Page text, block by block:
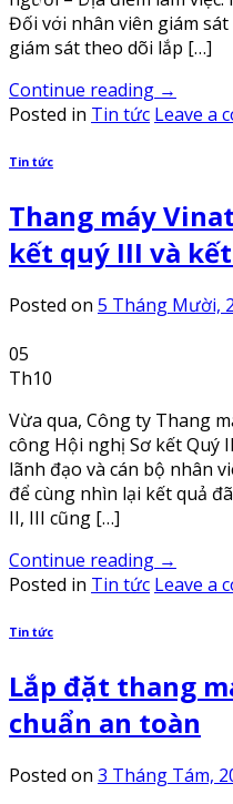
Đối với nhân viên giám
giám sát theo dõi lắp […]
Continue reading →
Posted in Tin tức Leave a
Tin tức
Thang máy
kết quý III và
Posted on 5 Tháng Mười,
05
Th10
Vừa qua, Công ty Thang
công Hội nghị Sơ kết Quý
lãnh đạo và cán bộ nhân
để cùng nhìn lại kết quả
II, III cũng […]
Continue reading →
Posted in Tin tức Leave a
Tin tức
Lắp đặt thang
chuẩn an toàn
Posted on 3 Tháng Tám,